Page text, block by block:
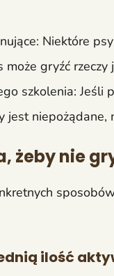
Niektóre
może gryźć
szkolenia: Jeśli
jest
żeby nie
ilość